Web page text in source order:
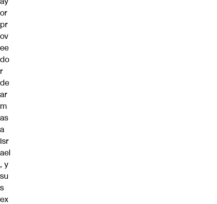
or
pr
ov
ee
do
r
de
ar
m
as
a
Isr
ael
, y
su
s
ex